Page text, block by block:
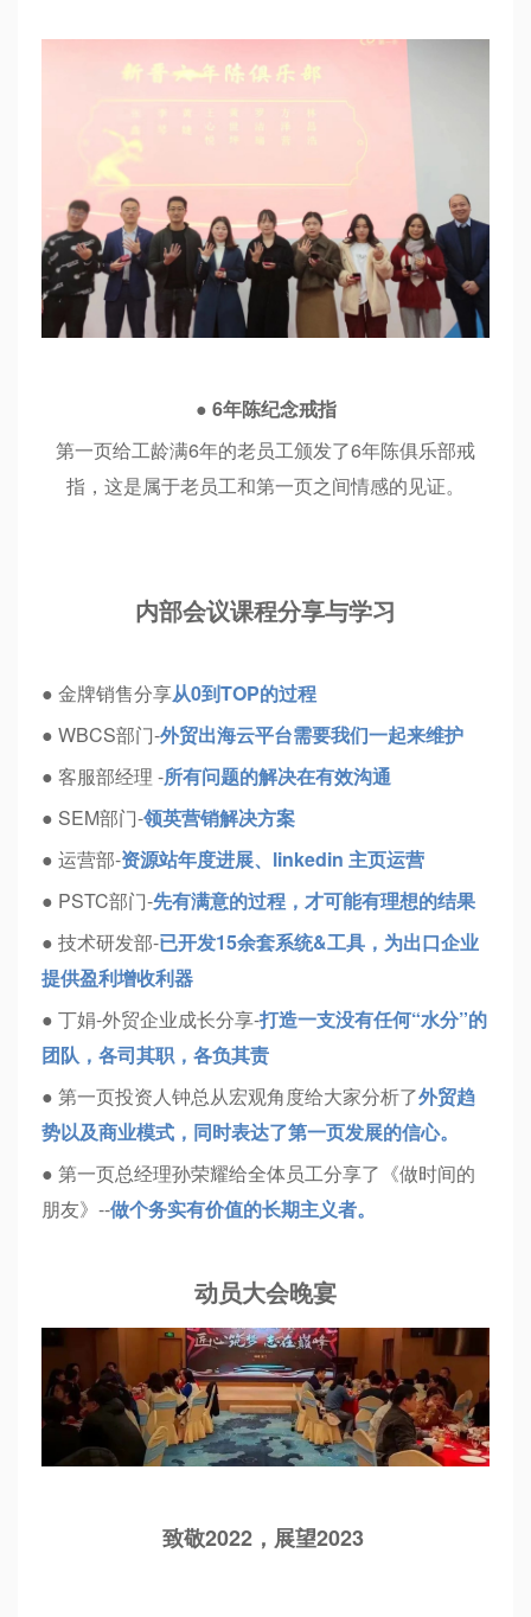
● 6年陈纪念戒指
第一页给工龄满6年的老员工颁发了6年陈俱乐部戒
指，这是属于老员工和第一页之间情感的见证。
内部会议课程分享与学习
● 金牌销售分享从0到TOP的过程
● WBCS部门-外贸出海云平台需要我们一起来维护
● 客服部经理 -所有问题的解决在有效沟通
● SEM部门-领英营销解决方案
● 运营部-资源站年度进展、linkedin 主页运营
● PSTC部门-先有满意的过程，才可能有理想的结果
● 技术研发部-已开发15余套系统&工具，为出口企业
提供盈利增收利器
● 丁娟-外贸企业成长分享-打造一支没有任何“水分”的
团队，各司其职，各负其责
● 第一页投资人钟总从宏观角度给大家分析了外贸趋
势以及商业模式，同时表达了第一页发展的信心。
● 第一页总经理孙荣耀给全体员工分享了《做时间的
朋友》--做个务实有价值的长期主义者。
动员大会晚宴
致敬2022，展望2023